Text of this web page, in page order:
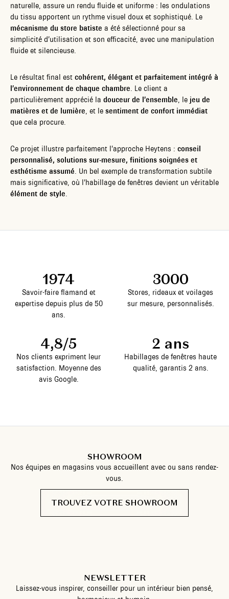
naturelle, assure un rendu fluide et uniforme : les ondulations
du tissu apportent un rythme visuel doux et sophistiqué. Le
mécanisme du store batiste a été sélectionné pour sa
simplicité d’utilisation et son efficacité, avec une manipulation
fluide et silencieuse.
Le résultat final est cohérent, élégant et parfaitement intégré à
l’environnement de chaque chambre. Le client a
particulièrement apprécié la douceur de l’ensemble, le jeu de
matières et de lumière, et le sentiment de confort immédiat
que cela procure.
Ce projet illustre parfaitement l’approche Heytens : conseil
personnalisé, solutions sur-mesure, finitions soignées et
esthétisme assumé. Un bel exemple de transformation subtile
mais significative, où l’habillage de fenêtres devient un véritable
élément de style.
1974
Savoir-faire flamand et
expertise depuis plus de 50
ans.
3000
Stores, rideaux et voilages
sur mesure, personnalisés.
4,8/5
Nos clients expriment leur
satisfaction. Moyenne des
avis Google.
2 ans
Habillages de fenêtres haute
qualité, garantis 2 ans.
SHOWROOM
Nos équipes en magasins vous accueillent avec ou sans rendez-
vous.
TROUVEZ VOTRE SHOWROOM
NEWSLETTER
Laissez-vous inspirer, conseiller pour un intérieur bien pensé,